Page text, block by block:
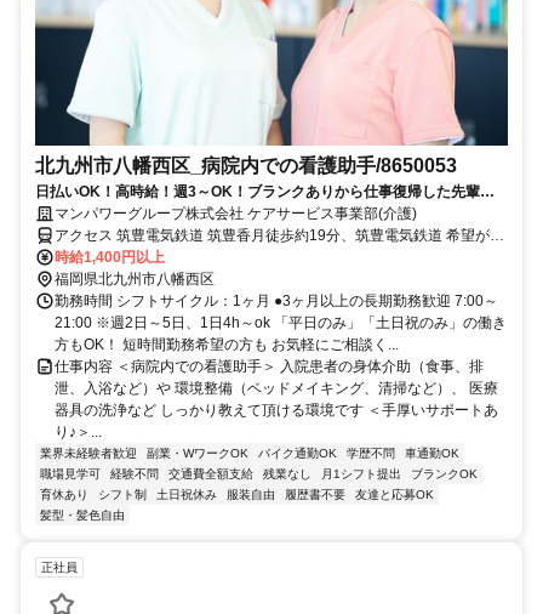
北九州市八幡西区_病院内での看護助手/8650053
日払いOK！高時給！週3～OK！ブランクありから仕事復帰した先輩や
ミドル世代も多数活躍中♪
マンパワーグループ株式会社 ケアサービス事業部(介護)
アクセス 筑豊電気鉄道 筑豊香月徒歩約19分、筑豊電気鉄道 希望が丘
高校前徒歩約27分、筑豊電気鉄道 筑豊中間徒歩約27分 車・バイク通
勤OK（派遣先による）
時給1,400円以上
福岡県北九州市八幡西区
勤務時間 シフトサイクル：1ヶ月 ●3ヶ月以上の長期勤務歓迎 7:00～
21:00 ※週2日～5日、1日4h～ok 「平日のみ」「土日祝のみ」の働き
方もOK！ 短時間勤務希望の方も お気軽にご相談く...
仕事内容 ＜病院内での看護助手＞ 入院患者の身体介助（食事、排
泄、入浴など）や 環境整備（ベッドメイキング、清掃など）、 医療
器具の洗浄など しっかり教えて頂ける環境です ＜手厚いサポートあ
り♪＞...
業界未経験者歓迎 副業・WワークOK バイク通勤OK 学歴不問
車通勤OK
職場見学可
経験不問 交通費全額支給 残業なし 月1シフト提出
ブランクOK
育休あり
シフト制 土日祝休み 服装自由 履歴書不要
友達と応募OK
髪型・髪色自由
正社員